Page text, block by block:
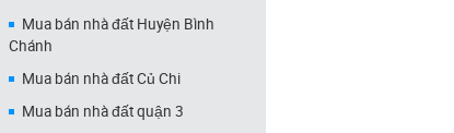
Mua bán nhà đất Huyện Bình
Chánh
Mua bán nhà đất Củ Chi
Mua bán nhà đất quận 3